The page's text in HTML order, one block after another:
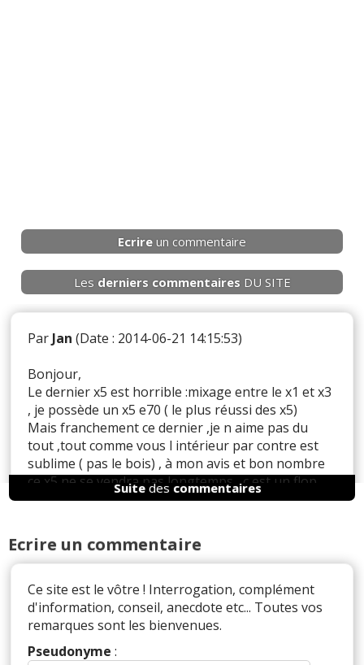
Ecrire un commentaire
Les derniers commentaires DU SITE
Par Jan (Date : 2014-06-21 14:15:53)
Bonjour,
Le dernier x5 est horrible :mixage entre le x1 et x3
, je possède un x5 e70 ( le plus réussi des x5)
Mais franchement ce dernier ,je n aime pas du
tout ,tout comme vous l intérieur par contre est
sublime ( pas le bois) , à mon avis et bon nombre
ce x5 ne se vendra pas longtemps , c est un flop
Complet ,même si on me le donnait je le revendrai
t-on prendre comme véhicule à moins qu il y ait un
sacré restylage , enfin ce n'est que mon avis.
Suitedescommentaires
Ecrire un commentaire
Ce site est le vôtre ! Interrogation, complément
d'information, conseil, anecdote etc... Toutes vos
remarques sont les bienvenues.
Pseudonyme :